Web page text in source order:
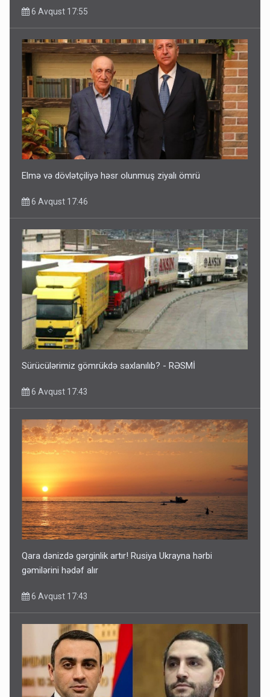
6 Avqust 17:55
Elmə və dövlətçiliyə həsr olunmuş ziyalı ömrü
6 Avqust 17:46
Sürücülərimiz gömrükdə saxlanılıb? - RƏSMİ
6 Avqust 17:43
Qara dənizdə gərginlik artır! Rusiya Ukrayna hərbi
gəmilərini hədəf alır
6 Avqust 17:43